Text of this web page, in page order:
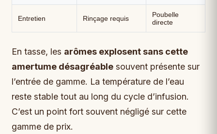
Entretien Rinçage requis
Poubelle
directe
En tasse, les arômes explosent sans cette
amertume désagréable souvent présente sur
l’entrée de gamme. La température de l’eau
reste stable tout au long du cycle d’infusion.
C’est un point fort souvent négligé sur cette
gamme de prix.